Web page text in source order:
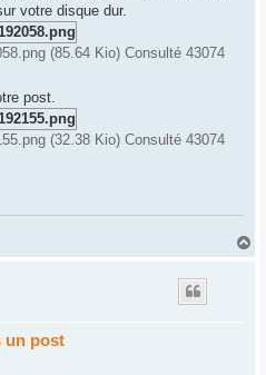
votre disque dur.
(85.64 Kio) Consulté 43074
post.
(32.38 Kio) Consulté 43074
a
un post